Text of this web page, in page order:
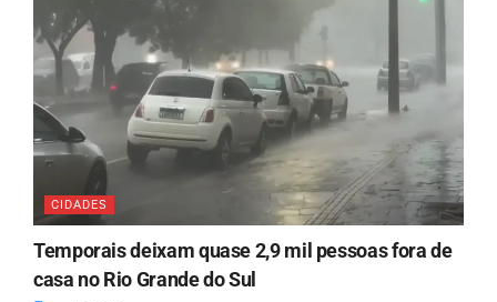
CIDADES
Temporais deixam quase 2,9 mil pessoas fora de
casa no Rio Grande do Sul